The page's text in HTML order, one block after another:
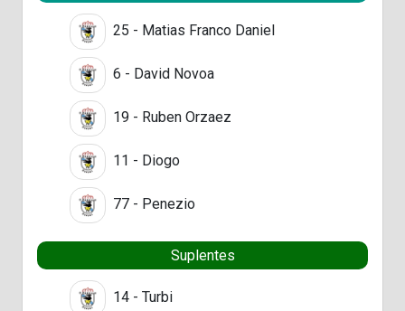
25 - Matias Franco Daniel
6 - David Novoa
19 - Ruben Orzaez
11 - Diogo
77 - Penezio
Suplentes
14 - Turbi